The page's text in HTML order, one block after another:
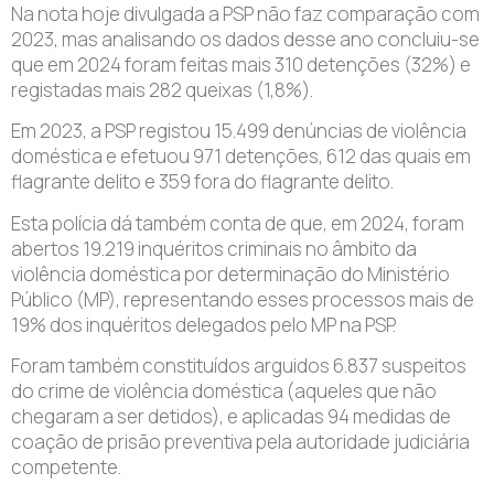
Na nota hoje divulgada a PSP não faz comparação com
2023, mas analisando os dados desse ano concluiu-se
que em 2024 foram feitas mais 310 detenções (32%) e
registadas mais 282 queixas (1,8%).
Em 2023, a PSP registou 15.499 denúncias de violência
doméstica e efetuou 971 detenções, 612 das quais em
flagrante delito e 359 fora do flagrante delito.
Esta polícia dá também conta de que, em 2024, foram
abertos 19.219 inquéritos criminais no âmbito da
violência doméstica por determinação do Ministério
Público (MP), representando esses processos mais de
19% dos inquéritos delegados pelo MP na PSP.
Foram também constituídos arguidos 6.837 suspeitos
do crime de violência doméstica (aqueles que não
chegaram a ser detidos), e aplicadas 94 medidas de
coação de prisão preventiva pela autoridade judiciária
competente.